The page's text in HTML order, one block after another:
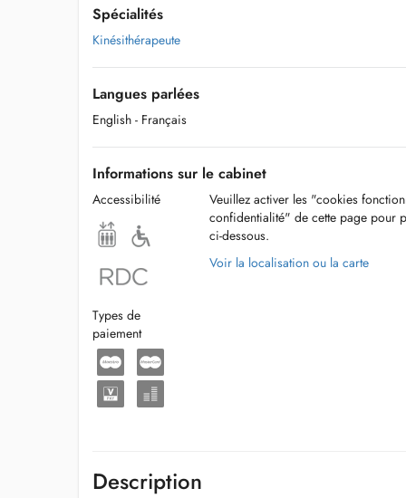
Spécialités
Kinésithérapeute
Langues parlées
English - Français
Informations sur le cabinet
Accessibilité
Types de
paiement
Veuillez activer les "cookies
confidentialité" de cette page pour
ci-dessous.
Voir la localisation ou la carte
Description